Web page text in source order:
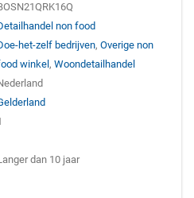
non food
het-zelf bedrijven,Overige non
winkel,Woondetailhandel
dan 10 jaar